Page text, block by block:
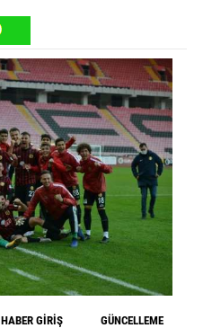
HABER GİRİŞ
GÜNCELLEME